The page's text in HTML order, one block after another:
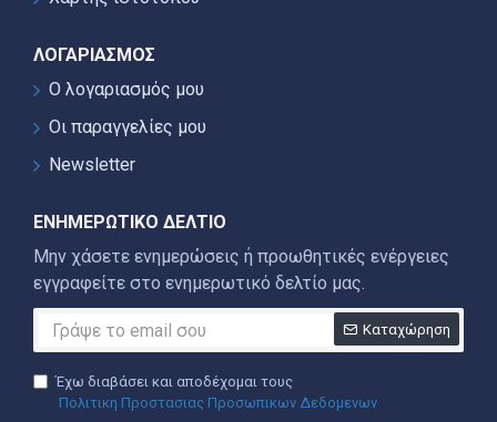
ΛΟΓΑΡΙΑΣΜΌΣ
Ο λογαριασμός μου
Οι παραγγελίες μου
Newsletter
ΕΝΗΜΕΡΩΤΙΚΌ ΔΕΛΤΊΟ
Μην χάσετε ενημερώσεις ή προωθητικές ενέργειες
εγγραφείτε στο ενημερωτικό δελτίο μας.
Καταχώρηση
Έχω διαβάσει και αποδέχομαι τους
Πολιτικη Προστασιας Προσωπικων Δεδομενων